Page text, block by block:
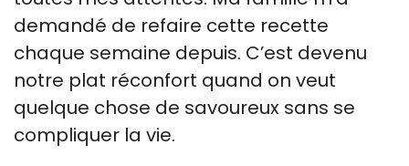
demandé de refaire cette recette
chaque semaine depuis. C’est devenu
notre plat réconfort quand on veut
quelque chose de savoureux sans se
compliquer la vie.